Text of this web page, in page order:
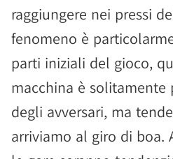
raggiungere nei pressi
fenomeno è
parti iniziali del gioco,
macchina è
degli avversari, ma
arriviamo al giro di boa.